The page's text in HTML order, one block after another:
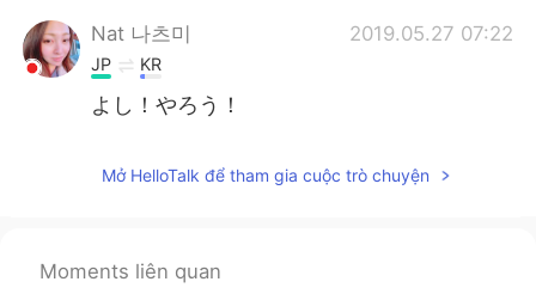
Nat 나츠미 2019.05.27 07:22
JP KR
よし！やろう！
Mở HelloTalk để tham gia cuộc trò chuyện
Moments liên quan